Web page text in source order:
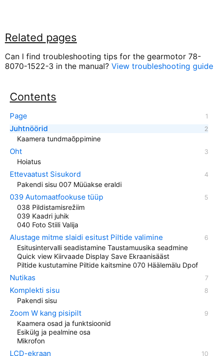
Related pages
Can I find troubleshooting tips for the gearmotor 78-
8070-1522-3 in the manual? View troubleshooting guide
Contents
Page
Juhtnöörid
Kaamera tundmaõppimine
Oht
Hoiatus
Ettevaatust Sisukord
Pakendi sisu 007 Müüakse eraldi
039 Automaatfookuse tüüp
038 Pildistamisrežiim
039 Kaadri juhik
040 Foto Stiili Valija
Alustage mitme slaidi esitust Piltide valimine
Esitusintervalli seadistamine Taustamuusika seadmine
Quick view Kiirvaade Display Save Ekraanisääst
Piltide kustutamine Piltide kaitsmine 070 Häälemälu Dpof
Nutikas
Komplekti sisu
Pakendi sisu
Zoom W kang pisipilt
Kaamera osad ja funktsioonid
Esikülg ja pealmine osa
Mikrofon
LCD-ekraan